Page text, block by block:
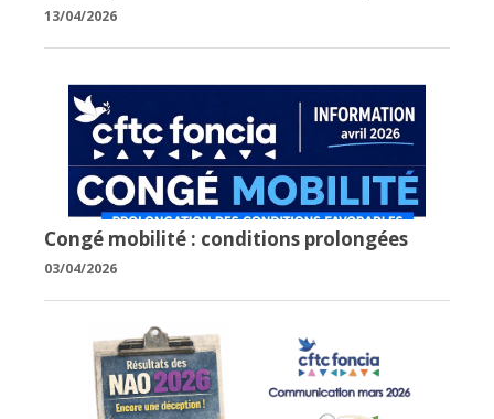
13/04/2026
Congé mobilité : conditions prolongées
03/04/2026